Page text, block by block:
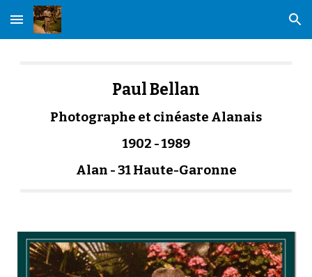
Skip to main content Skip to navigation
Paul Bellan
Photographe et cinéaste Alanais
1902 - 1989
Alan - 31 Haute-Garonne